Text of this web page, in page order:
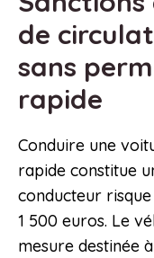
de
sans
rapide
Conduire une
rapide constitue
conducteur
1 500 euros. Le
mesure destinée